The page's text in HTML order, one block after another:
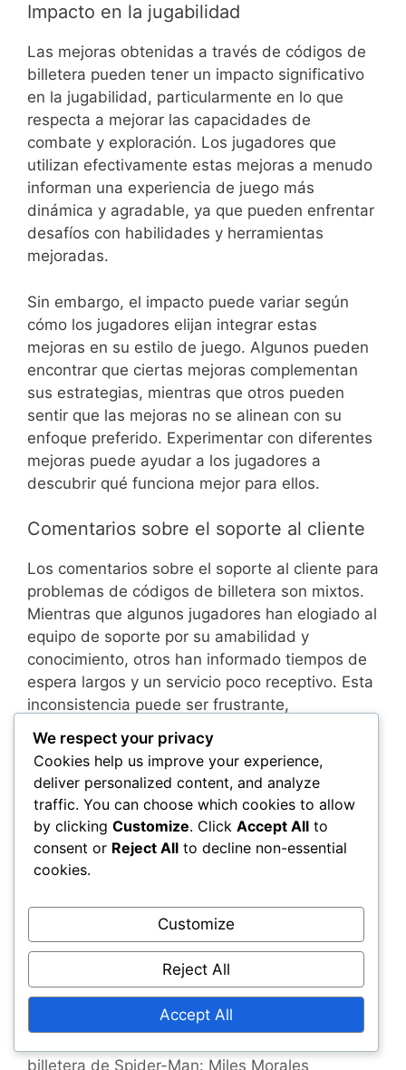
Impacto en la jugabilidad
Las mejoras obtenidas a través de códigos de
billetera pueden tener un impacto significativo
en la jugabilidad, particularmente en lo que
respecta a mejorar las capacidades de
combate y exploración. Los jugadores que
utilizan efectivamente estas mejoras a menudo
informan una experiencia de juego más
dinámica y agradable, ya que pueden enfrentar
desafíos con habilidades y herramientas
mejoradas.
Sin embargo, el impacto puede variar según
cómo los jugadores elijan integrar estas
mejoras en su estilo de juego. Algunos pueden
encontrar que ciertas mejoras complementan
sus estrategias, mientras que otros pueden
sentir que las mejoras no se alinean con su
enfoque preferido. Experimentar con diferentes
mejoras puede ayudar a los jugadores a
descubrir qué funciona mejor para ellos.
Comentarios sobre el soporte al cliente
Los comentarios sobre el soporte al cliente para
problemas de códigos de billetera son mixtos.
Mientras que algunos jugadores han elogiado al
equipo de soporte por su amabilidad y
conocimiento, otros han informado tiempos de
espera largos y un servicio poco receptivo. Esta
inconsistencia puede ser frustrante,
especialmente cuando los jugadores están
ansiosos por resolver problemas rápidamente.
Para mejorar las posibilidades de una
experiencia positiva, se alienta a los jugadores
a proporcionar información detallada al
contactar al soporte, incluyendo los detalles de
puede ayudar a acelerar el proceso de
resolución y mejorar la satisfacción general con
las interacciones del servicio al cliente.
Proceso de Canje de Código
Consejos para canjear el código de la
billetera de Spider-Man: Miles Morales
We respect your privacy
Cookies help us improve your experience,
deliver personalized content, and analyze
traffic. You can choose which cookies to allow
by clicking Customize. Click Accept All to
consent or Reject All to decline non-essential
cookies.
Customize
Reject All
Accept All